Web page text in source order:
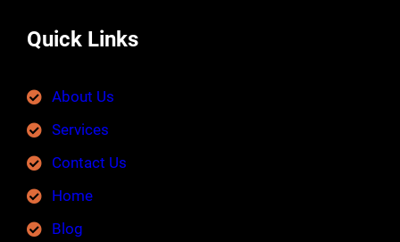
Quick Links
About Us
Services
Contact Us
Home
Blog